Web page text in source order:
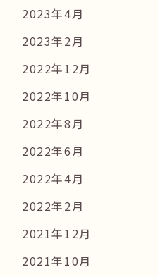
2023年4月
2023年2月
2022年12月
2022年10月
2022年8月
2022年6月
2022年4月
2022年2月
2021年12月
2021年10月